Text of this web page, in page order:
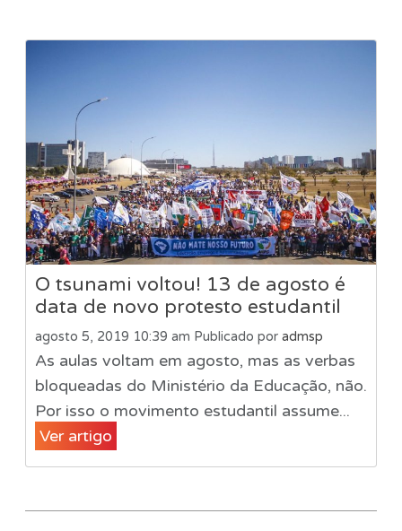
O tsunami voltou! 13 de agosto é
data de novo protesto estudantil
agosto 5, 2019 10:39 am Publicado por admsp
As aulas voltam em agosto, mas as verbas
bloqueadas do Ministério da Educação, não.
Por isso o movimento estudantil assume...
Ver artigo